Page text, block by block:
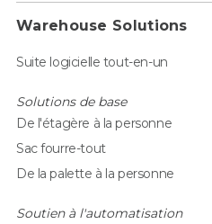
Warehouse Solutions
Suite logicielle tout-en-un
Solutions de base
De l'étagère à la personne
Sac fourre-tout
De la palette à la personne
Soutien à l'automatisation